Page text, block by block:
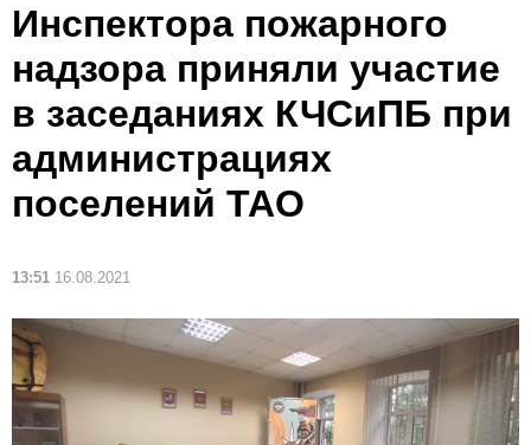
Инспектора пожарного
надзора приняли участие
в заседаниях КЧСиПБ при
администрациях
поселений ТАО
13:51 16.08.2021